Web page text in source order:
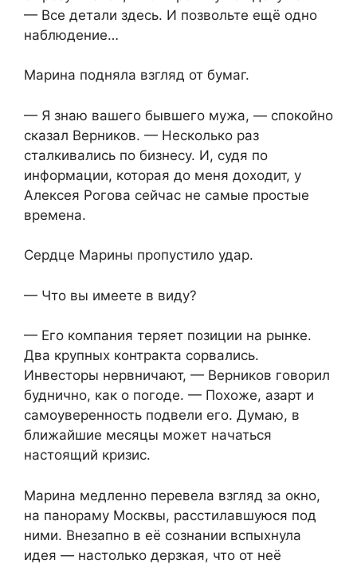
— Все детали здесь. И позвольте ещё одно
наблюдение…
Марина подняла взгляд от бумаг.
— Я знаю вашего бывшего мужа, — спокойно
сказал Верников. — Несколько раз
сталкивались по бизнесу. И, судя по
информации, которая до меня доходит, у
Алексея Рогова сейчас не самые простые
времена.
Сердце Марины пропустило удар.
— Что вы имеете в виду?
— Его компания теряет позиции на рынке.
Два крупных контракта сорвались.
Инвесторы нервничают, — Верников говорил
буднично, как о погоде. — Похоже, азарт и
самоуверенность подвели его. Думаю, в
ближайшие месяцы может начаться
настоящий кризис.
Марина медленно перевела взгляд за окно,
на панораму Москвы, расстилавшуюся под
ними. Внезапно в её сознании вспыхнула
идея — настолько дерзкая, что от неё